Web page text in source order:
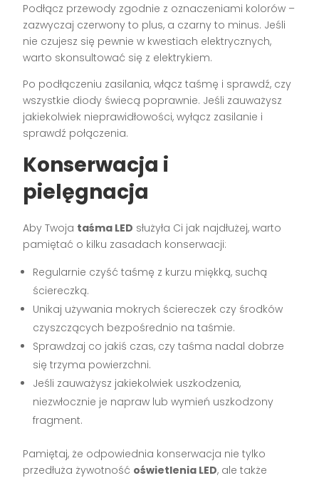
Podłącz przewody zgodnie z oznaczeniami kolorów –
zazwyczaj czerwony to plus, a czarny to minus. Jeśli
nie czujesz się pewnie w kwestiach elektrycznych,
warto skonsultować się z elektrykiem.
Po podłączeniu zasilania, włącz taśmę i sprawdź, czy
wszystkie diody świecą poprawnie. Jeśli zauważysz
jakiekolwiek nieprawidłowości, wyłącz zasilanie i
sprawdź połączenia.
Konserwacja i
pielęgnacja
Aby Twoja taśma LED służyła Ci jak najdłużej, warto
pamiętać o kilku zasadach konserwacji:
Regularnie czyść taśmę z kurzu miękką, suchą
ściereczką.
Unikaj używania mokrych ściereczek czy środków
czyszczących bezpośrednio na taśmie.
Sprawdzaj co jakiś czas, czy taśma nadal dobrze
się trzyma powierzchni.
Jeśli zauważysz jakiekolwiek uszkodzenia,
niezwłocznie je napraw lub wymień uszkodzony
fragment.
Pamiętaj, że odpowiednia konserwacja nie tylko
przedłuża żywotność oświetlenia LED, ale także